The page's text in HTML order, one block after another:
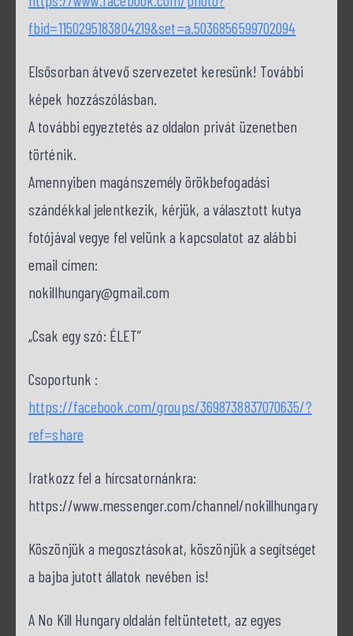
fbid=1150295183804219&set=a.5036856599702094
Elsősorban átvevő szervezetet keresünk! További
képek hozzászólásban.
A további egyeztetés az oldalon privát üzenetben
történik.
Amennyiben magánszemély örökbefogadási
szándékkal jelentkezik, kérjük, a választott kutya
fotójával vegye fel velünk a kapcsolatot az alábbi
email címen:
nokillhungary@gmail.com
„Csak egy szó: ÉLET”
Csoportunk :
https://facebook.com/groups/3698738837070635/?
ref=share
Iratkozz fel a hírcsatornánkra:
https://www.messenger.com/channel/nokillhungary
Köszönjük a megosztásokat, köszönjük a segítséget
a bajba jutott állatok nevében is!
A No Kill Hungary oldalán feltüntetett, az egyes